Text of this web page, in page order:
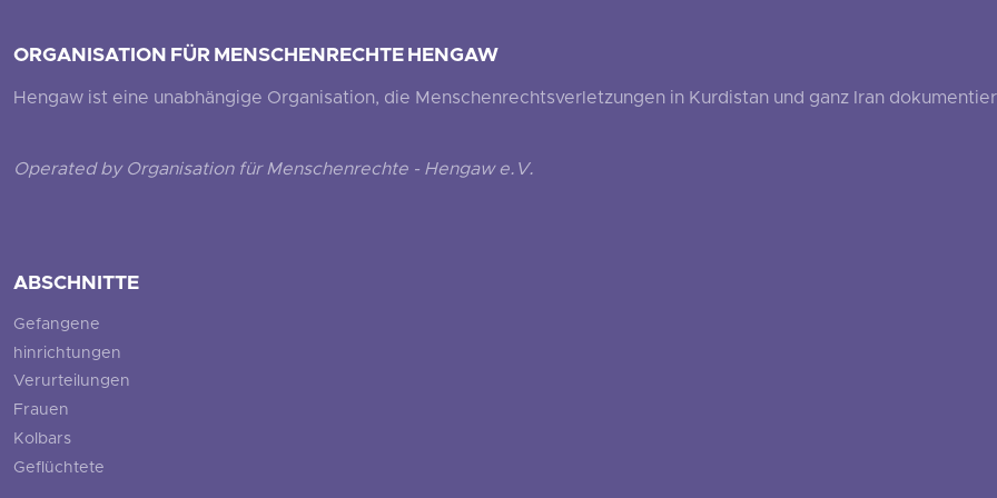
ORGANISATION FÜR MENSCHENRECHTE HENGAW
Hengaw ist eine unabhängige Organisation, die Menschenrechtsverletzungen in Kurdistan und ganz Iran
Operated by Organisation für Menschenrechte - Hengaw e.V.
ABSCHNITTE
Gefangene
hinrichtungen
Verurteilungen
Frauen
Kolbars
Geflüchtete